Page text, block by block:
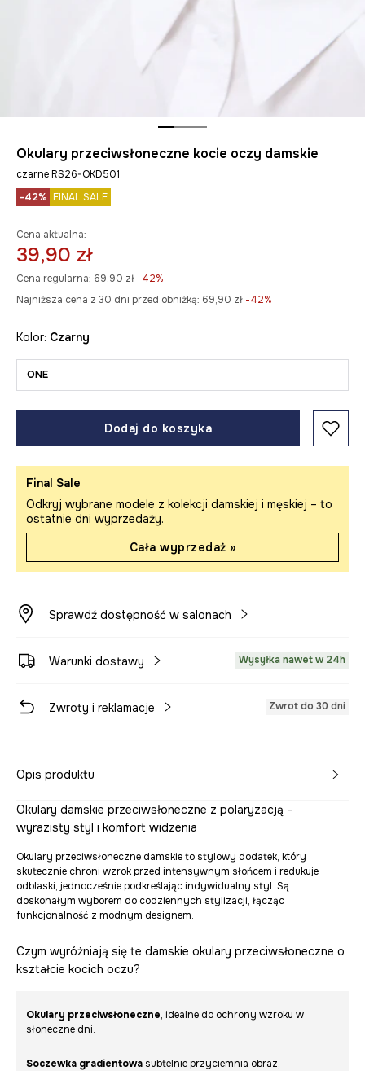
Okulary przeciwsłoneczne kocie oczy damskie
czarne RS26-OKD501
-42% FINAL SALE
Cena aktualna:
39,90 zł
Cena regularna: 69,90 zł -42%
Najniższa cena z 30 dni przed obniżką: 69,90 zł -42%
Kolor: czarny
ONE
Dodaj do koszyka
Final Sale
Odkryj wybrane modele z kolekcji damskiej i męskiej – to
ostatnie dni wyprzedaży.
Cała wyprzedaż »
Sprawdź dostępność w salonach
Warunki dostawy Wysyłka nawet w 24h
Zwroty i reklamacje Zwrot do 30 dni
Opis produktu
Okulary damskie przeciwsłoneczne z polaryzacją –
wyrazisty styl i komfort widzenia
Okulary przeciwsłoneczne damskie to stylowy dodatek, który
skutecznie chroni wzrok przed intensywnym słońcem i redukuje
odblaski, jednocześnie podkreślając indywidualny styl. Są
doskonałym wyborem do codziennych stylizacji, łącząc
funkcjonalność z modnym designem.
Czym wyróżniają się te damskie okulary przeciwsłoneczne o
kształcie kocich oczu?
Okulary przeciwsłoneczne, idealne do ochrony wzroku w
słoneczne dni.
Soczewka gradientowa subtelnie przyciemnia obraz,